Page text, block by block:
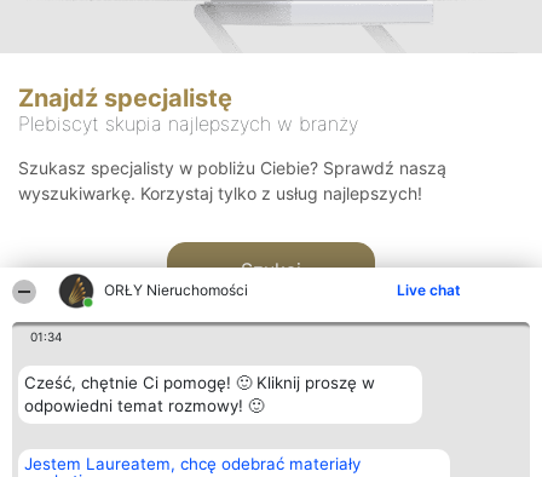
ORŁY Nieruchomości Live chat
01:34
Cześć, chętnie Ci pomogę! 🙂 Kliknij proszę w
odpowiedni temat rozmowy! 🙂
Jestem Laureatem, chcę odebrać materiały
Znajdź specjalistę
Plebiscyt skupia najlepszych w branży
Szukasz specjalisty w pobliżu Ciebie? Sprawdź naszą
wyszukiwarkę. Korzystaj tylko z usług najlepszych!
Szukaj
Organizator plebiscytu
Bright Side Solutions sp. z o.
Plebiscyt
Laureaci
Kontakt
Kontakt